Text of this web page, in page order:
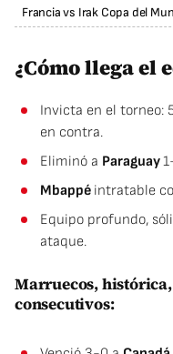
Francia vs Irak Copa del
¿Cómo llega el
Invicta en el torneo:
en contra.
Eliminó a Paraguay
Mbappé intratable
Equipo profundo,
ataque.
Marruecos,
consecutivos: